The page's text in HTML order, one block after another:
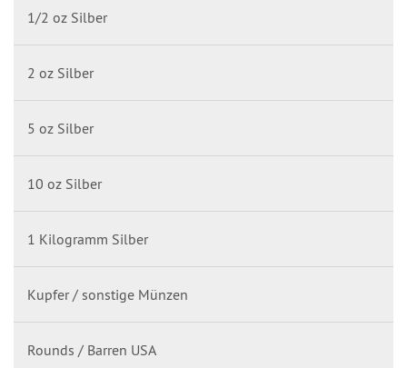
1/2 oz Silber
2 oz Silber
5 oz Silber
10 oz Silber
1 Kilogramm Silber
Kupfer / sonstige Münzen
Rounds / Barren USA